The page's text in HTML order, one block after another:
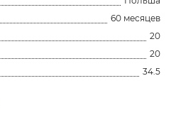
60 месяцев
20
20
34.5